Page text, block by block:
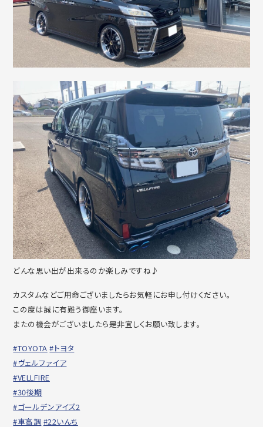
どんな思い出が出来るのか楽しみですね♪
カスタムなどご用命ございましたらお気軽にお申し付けください。
この度は誠に有難う御座います。
またの機会がございましたら是非宜しくお願い致します。
#TOYOTA #トヨタ
#ヴェルファイア
#VELLFIRE
#30後期
#ゴールデンアイズ2
#車高調 #22いんち